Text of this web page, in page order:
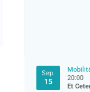
Sep.
15
20:00
Et